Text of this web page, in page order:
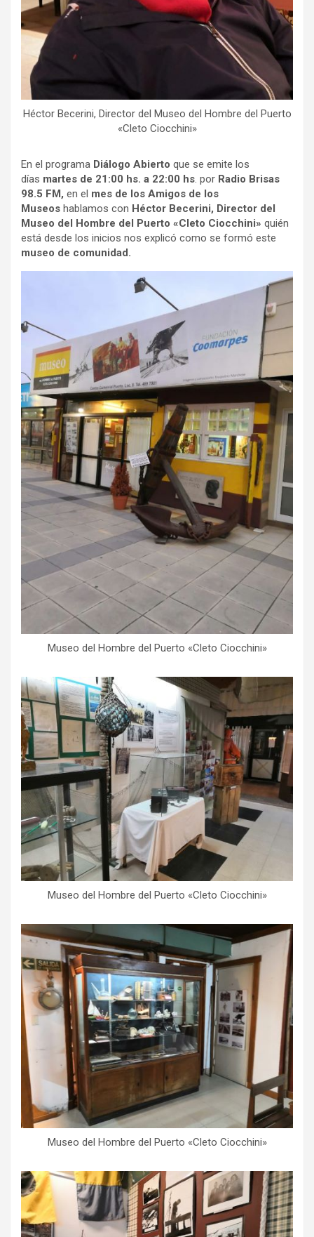
Héctor Becerini, Director del Museo del Hombre del Puerto
«Cleto Ciocchini»
En el programa Diálogo Abierto que se emite los
días martes de 21:00 hs. a 22:00 hs. por Radio Brisas
98.5 FM, en el mes de los Amigos de los
Museos hablamos con Héctor Becerini, Director del
Museo del Hombre del Puerto «Cleto Ciocchini» quién
está desde los inicios nos explicó como se formó este
museo de comunidad.
Museo del Hombre del Puerto «Cleto Ciocchini»
Museo del Hombre del Puerto «Cleto Ciocchini»
Museo del Hombre del Puerto «Cleto Ciocchini»